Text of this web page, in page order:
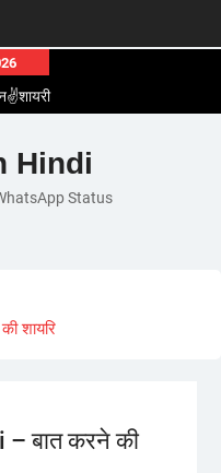
लव😽स्टेटस
इन हिंदी
इन हिंदी
Hindi
Status
शायरि
बात करने की